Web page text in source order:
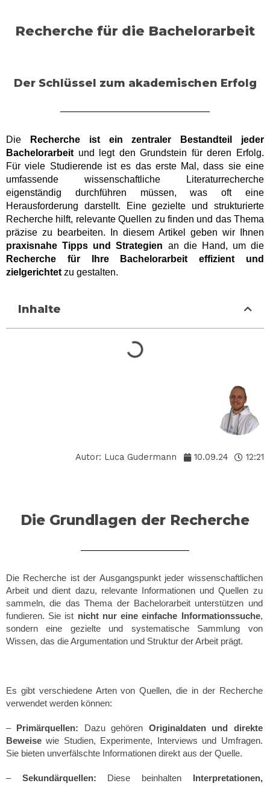
Recherche für die Bachelorarbeit
Der Schlüssel zum akademischen Erfolg
Die
Recherche ist ein zentraler Bestandteil jeder
Bachelorarbeit und legt den Grundstein für deren Erfolg.
Für viele Studierende ist es das erste Mal, dass sie eine
umfassende wissenschaftliche Literaturrecherche
eigenständig durchführen müssen, was oft eine
Herausforderung darstellt. Eine gezielte und strukturierte
Recherche hilft, relevante Quellen zu finden und das Thema
präzise zu bearbeiten. In diesem Artikel geben wir Ihnen
praxisnahe Tipps und Strategien an die Hand, um die
Recherche für Ihre Bachelorarbeit effizient und
zielgerichtet zu gestalten.
Inhalte
Autor: Luca Gudermann 10.09.24 12:21
Die Grundlagen der Recherche
Die Recherche ist der Ausgangspunkt jeder wissenschaftlichen
Arbeit und dient dazu, relevante Informationen und Quellen zu
sammeln, die das Thema der Bachelorarbeit unterstützen und
fundieren. Sie ist nicht nur eine einfache Informationssuche,
sondern eine gezielte und systematische Sammlung von
Wissen, das die Argumentation und Struktur der Arbeit prägt.
Es gibt verschiedene Arten von Quellen, die in der Recherche
verwendet werden können:
– Primärquellen: Dazu gehören Originaldaten und direkte
Beweise wie Studien, Experimente, Interviews und Umfragen.
Sie bieten unverfälschte Informationen direkt aus der Quelle.
– Sekundärquellen: Diese beinhalten
Interpretationen,